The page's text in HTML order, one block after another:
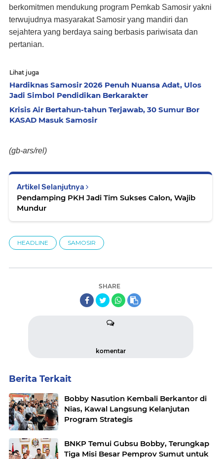
berkomitmen mendukung program Pemkab Samosir yakni
terwujudnya masyarakat Samosir yang mandiri dan
sejahtera yang berdaya saing berbasis pariwisata dan
pertanian.
Lihat juga
Hardiknas Samosir 2026 Penuh Nuansa Adat, Ulos
Jadi Simbol Pendidikan Berkarakter
Krisis Air Bertahun-tahun Terjawab, 30 Sumur Bor
KASAD Masuk Samosir
(gb-ars/rel)
Artikel Selanjutnya
Pendamping PKH Jadi Tim Sukses Calon, Wajib
Mundur
HEADLINE SAMOSIR
SHARE
komentar
Berita Terkait
Bobby Nasution Kembali Berkantor di
Nias, Kawal Langsung Kelanjutan
Program Strategis
BNKP Temui Gubsu Bobby, Terungkap
Tiga Misi Besar Pemprov Sumut untuk